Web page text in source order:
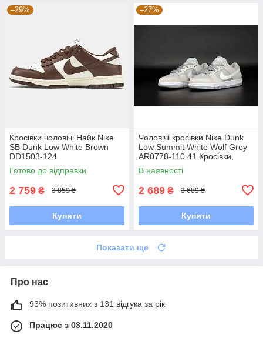
–29%
Кросівки чоловічі Найк Nike
SB Dunk Low White Brown
DD1503-124
Готово до відправки
2 759 ₴ 3 859 ₴
Купити
–27%
Чоловічі кросівки Nike Dunk
Low Summit White Wolf Grey
AR0778-110 41 Кросівки,
Текстильна, Шнурівка, Товста
підошва, Замша,
В наявності
2 689 ₴ 3 689 ₴
Купити
Показати ще
Про нас
93% позитивних з 131 відгука за рік
Працює з 03.11.2020